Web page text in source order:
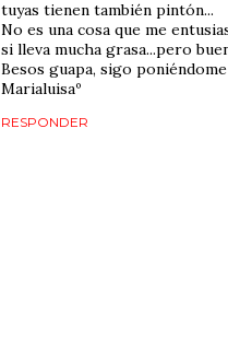
tuyas tienen también pintón...
No es una cosa que me
si lleva mucha grasa...pero
Besos guapa, sigo poniéndome
Marialuisaº
RESPONDER